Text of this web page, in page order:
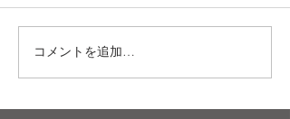
5/16(金)｜CROSSING -名古屋発
×GOGO BOY×CLUB MUSICをコン
コメントを追加…